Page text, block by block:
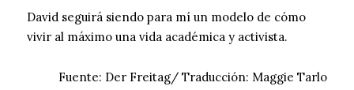
David seguirá siendo para mí un modelo de cómo
vivir al máximo una vida académica y activista.
Fuente: Der Freitag/ Traducción: Maggie Tarlo